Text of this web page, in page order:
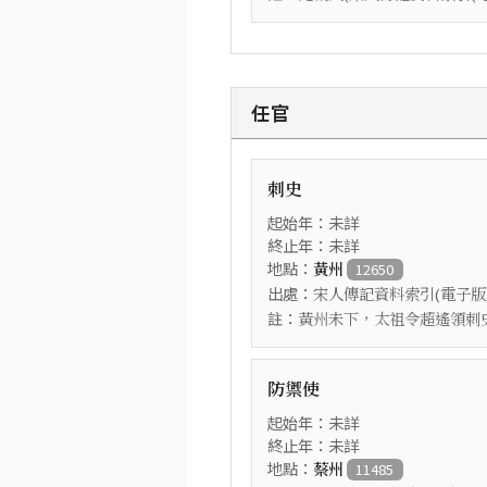
任官
刺史
起始年：未詳
終止年：未詳
地點： 黃州 12650
出處： 宋人傳記資料索引(電子
註： 黃州未下，太祖令超遙領刺
防禦使
起始年：未詳
終止年：未詳
地點： 蔡州 11485